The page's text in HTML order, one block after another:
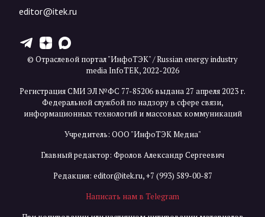
editor@itek.ru
T Z X
© Отраслевой портал "ИнфоТЭК" / Russian energy industry
media InfoTEK, 2022-2026
Регистрация СМИ ЭЛ №ФС 77-85206 выдана 27 апреля 2023 г.
Федеральной службой по надзору в сфере связи,
информационных технологий и массовых коммуникаций
Учредитель: ООО "ИнфоТЭК Медиа"
Главный редактор: Фролов Александр Сергеевич
Редакция: editor@itek.ru,+7 (993) 589-00-87
Написать нам в Telegram